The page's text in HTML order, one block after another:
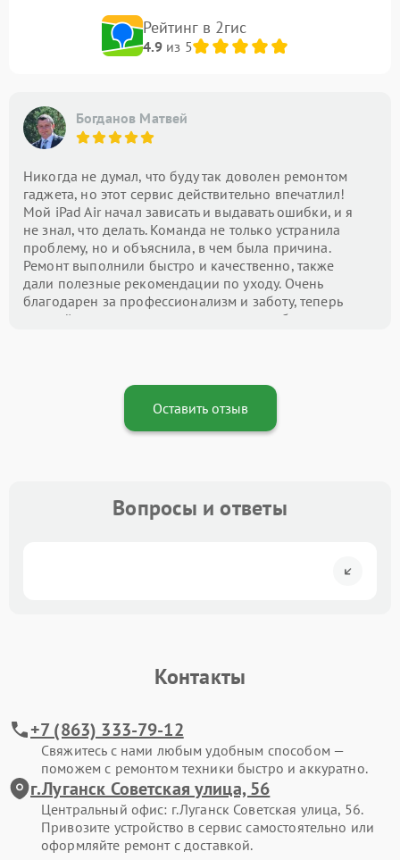
Рейтинг в 2гис
4.9из 5
Богданов Матвей
Никогда не думал, что буду так доволен ремонтом
гаджета, но этот сервис действительно впечатлил!
Мой iPad Air начал зависать и выдавать ошибки, и я
не знал, что делать. Команда не только устранила
проблему, но и объяснила, в чем была причина.
Ремонт выполнили быстро и качественно, также
дали полезные рекомендации по уходу. Очень
благодарен за профессионализм и заботу, теперь
это мой центр номер один для всех проблем с
Оставить отзыв
Вопросы и ответы
Контакты
+7 (863) 333-79-12
Свяжитесь с нами любым удобным способом —
поможем с ремонтом техники быстро и аккуратно.
г.Луганск Советская улица, 56
Центральный офис: г.Луганск Советская улица, 56.
Привозите устройство в сервис самостоятельно или
оформляйте ремонт с доставкой.